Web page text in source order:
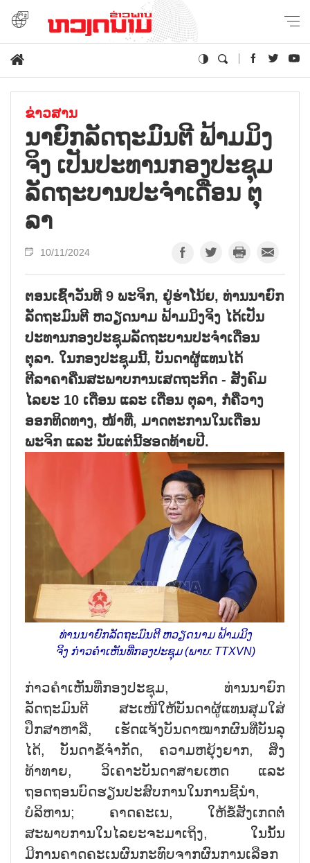
ຂ່າວສານ
ນາ​ຍົກ​ລັດ​ຖະ​ມົນ​ຕີ ຟ້າມ​ມິງ​
ຈິງ ເປັນ​ປະ​ທານກອງ​ປະ​ຊຸມ​
ລັດ​ຖະ​ບານປະ​ຈຳ​ເດືອນ ຕຸ​
ລາ
10/11/2024
ຕອນເຊົ້າວັນທີ 9 ພະຈິກ, ຢູ່ຮ່າໂນ້ຍ, ທ່ານນາຍົກ
ລັດຖະມົນຕີ ຫວຽດນາມ ຟ້າມມິງຈິງ ໄດ້ເປັນ
ປະທານກອງປະຊຸມລັດຖະບານປະຈຳເດືອນ
ຕຸລາ. ໃນກອງປະຊຸມນີ້, ບັນດາຜູ້ແທນໄດ້
ຕີລາຄາຄືນສະພາບການເສດຖະກິດ - ສັງຄົມ
ໄລຍະ 10 ເດືອນ ແລະ ເດືອນ ຕຸລາ, ກໍຄືວາງ
ອອກທິດທາງ, ໜ້າທີ່, ມາດຕະການໃນເດືອນ
ພະຈິກ ແລະ ນັບແຕ່ນີ້ຮອດທ້າຍປີ.
ທ່ານນາຍົກລັດຖະມົນຕີ ຫວຽດນາມ ຟ້າມມິງ
ຈິງ ກ່າວຄຳເຫັນທີ່ກອງປະຊຸມ (ພາບ: TTXVN)
ກ່າວຄຳເຫັນທີ່ກອງປະຊຸມ, ທ່ານນາຍົກ
ລັດຖະມົນຕີ ສະເໜີໃຫ້ບັນດາຜູ້ແທນສຸມໃສ່
ປຶກສາຫາລື, ເຮັດແຈ້ງບັນດາໝາກຜົນທີ່ບັນລຸ
ໄດ້, ບັນດາຂໍ້ຈຳກັດ, ຄວາມຫຍຸ້ງຍາກ, ສິ່ງ
ທ້າທາຍ, ວິເຄາະບັນດາສາຍເຫດ ແລະ
ຖອດຖອນບົດຮຽນປະສົບການໃນການຊີ້ນຳ,
ບໍລິຫານ; ຄາດຄະເນ, ໃຫ້ຂໍ້ສັງເກດຕໍ່
ສະພາບການໃນໄລຍະຈະມາເຖິງ, ໃນນັ້ນ
ມີການຄາດຄະເນຜົນກະທົບຈາກຜົນການເລືອກ